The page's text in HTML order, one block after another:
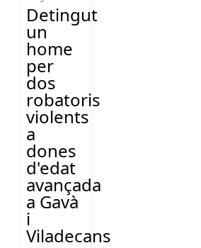
Detingut
un
home
per
dos
robatoris
violents
a
dones
d'edat
avançada
a Gavà
i
Viladecans